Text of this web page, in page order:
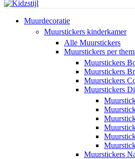
Muurdecoratie
Muurstickers kinderkamer
Alle Muurstickers
Muurstickers per
Muurstickers
Muurstickers
Muurstickers
Muurstickers
Muurstickers